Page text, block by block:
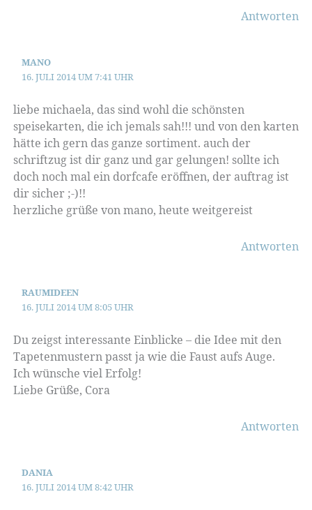
Antworten
MANO
16. JULI 2014 UM 7:41 UHR
liebe michaela, das sind wohl die schönsten
speisekarten, die ich jemals sah!!! und von den karten
hätte ich gern das ganze sortiment. auch der
schriftzug ist dir ganz und gar gelungen! sollte ich
doch noch mal ein dorfcafe eröffnen, der auftrag ist
dir sicher ;-)!!
herzliche grüße von mano, heute weitgereist
Antworten
RAUMIDEEN
16. JULI 2014 UM 8:05 UHR
Du zeigst interessante Einblicke – die Idee mit den
Tapetenmustern passt ja wie die Faust aufs Auge.
Ich wünsche viel Erfolg!
Liebe Grüße, Cora
Antworten
DANIA
16. JULI 2014 UM 8:42 UHR